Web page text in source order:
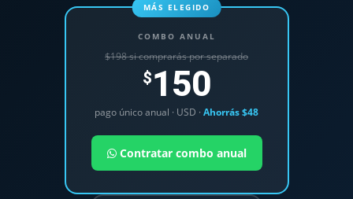
MÁS ELEGIDO
COMBO ANUAL
$198 si comprarás por separado
$150
pago único anual · USD · Ahorrás $48
Contratar combo anual